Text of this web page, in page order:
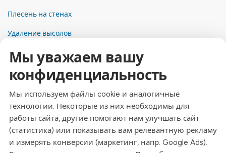
Плесень на стенах
Удаление высолов
Контакты
Адрес
Dresdner Straße 24, 09577 Niederwiesa
Телефон
+49 (0)3726 - 720 560
Эл. почта
Мы уважаем вашу
конфиденциальность
Мы используем файлы cookie и аналогичные
технологии. Некоторые из них необходимы для
работы сайта, другие помогают нам улучшать сайт
(статистика) или показывать вам релевантную рекламу
и измерять конверсии (маркетинг, напр. Google Ads).